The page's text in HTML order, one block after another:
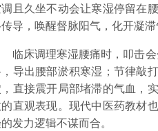
且久坐不动会让寒湿停留在
导，唤醒督脉阳气，化开凝滞
床调理寒湿腰痛时，叩击会
导出腰部淤积寒湿；节律敲
直接震开局部堵滞的气血，
直观表现。现代中医药教材
发力逻辑不谋而合。